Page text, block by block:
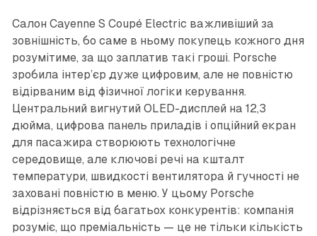
Салон Cayenne S Coupé Electric важливіший за
зовнішність, бо саме в ньому покупець кожного дня
розумітиме, за що заплатив такі гроші. Porsche
зробила інтер’єр дуже цифровим, але не повністю
відірваним від фізичної логіки керування.
Центральний вигнутий OLED-дисплей на 12,3
дюйма, цифрова панель приладів і опційний екран
для пасажира створюють технологічне
середовище, але ключові речі на кшталт
температури, швидкості вентилятора й гучності не
заховані повністю в меню. У цьому Porsche
відрізняється від багатьох конкурентів: компанія
розуміє, що преміальність — це не тільки кількість